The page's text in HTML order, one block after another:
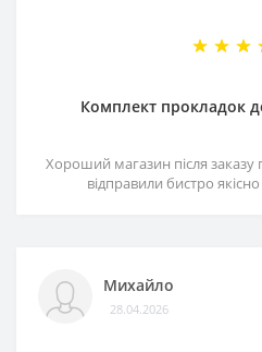
Комплект прокладок
Хороший магазин після заказу
відправили бистро
Михайло
28.04.2026